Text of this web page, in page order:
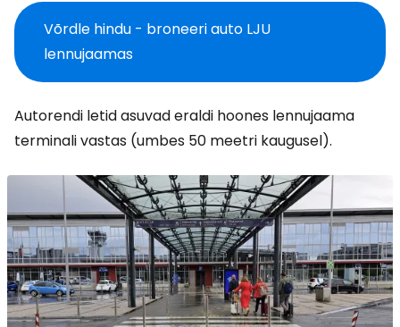
Võrdle hindu - broneeri auto LJU
lennujaamas
Autorendi letid asuvad eraldi hoones lennujaama
terminali vastas (umbes 50 meetri kaugusel).